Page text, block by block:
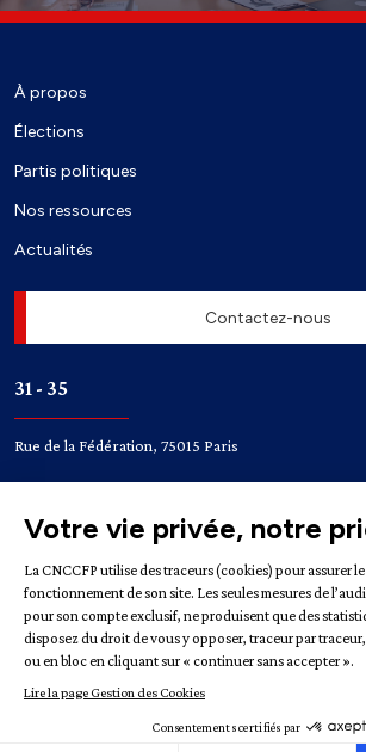
À propos
Élections
Partis politiques
Nos ressources
Actualités
Contactez-nous
31 - 35
Rue de la Fédération, 75015 Paris
Bir-Hakeim Champ de Mars
Mentions légales Politique de confidentialité
cookies